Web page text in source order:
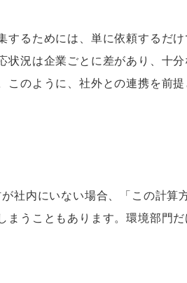
するためには、単に依頼するだ
状況は企業ごとに差があり、十
このように、社外との連携を前
社内にいない場合、「この計算
まうこともあります。環境部門